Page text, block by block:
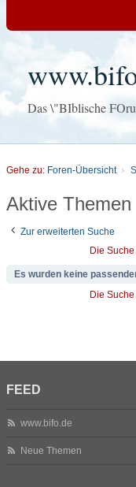
Das \"BIblische
Gehe zu: Foren-Übersicht
Aktive Themen
Zur erweiterten Suche
Die
Es wurden keine
Die
FEED
www.bifo.de
Neue Themen